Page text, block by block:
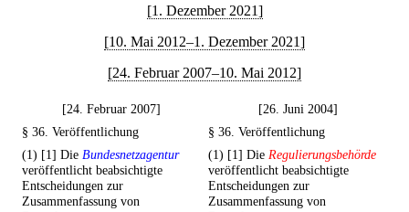
[1. Dezember 2021]
[10. Mai 2012–1. Dezember 2021]
[24. Februar 2007–10. Mai 2012]
[24. Februar 2007]
[26. Juni 2004]
§ 36. Veröffentlichung
§ 36. Veröffentlichung
(1) [1] Die Bundesnetzagentur
veröffentlicht beabsichtigte
Entscheidungen zur
Zusammenfassung von
(1) [1] Die Regulierungsbehörde
veröffentlicht beabsichtigte
Entscheidungen zur
Zusammenfassung von